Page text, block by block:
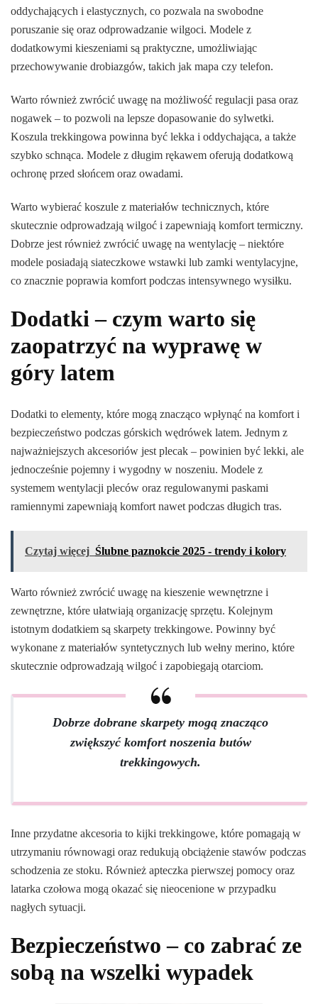
oddychających i elastycznych, co pozwala na swobodne
poruszanie się oraz odprowadzanie wilgoci. Modele z
dodatkowymi kieszeniami są praktyczne, umożliwiając
przechowywanie drobiazgów, takich jak mapa czy telefon.
Warto również zwrócić uwagę na możliwość regulacji pasa oraz
nogawek – to pozwoli na lepsze dopasowanie do sylwetki.
Koszula trekkingowa powinna być lekka i oddychająca, a także
szybko schnąca. Modele z długim rękawem oferują dodatkową
ochronę przed słońcem oraz owadami.
Warto wybierać koszule z materiałów technicznych, które
skutecznie odprowadzają wilgoć i zapewniają komfort termiczny.
Dobrze jest również zwrócić uwagę na wentylację – niektóre
modele posiadają siateczkowe wstawki lub zamki wentylacyjne,
co znacznie poprawia komfort podczas intensywnego wysiłku.
Dodatki – czym warto się
zaopatrzyć na wyprawę w
góry latem
Dodatki to elementy, które mogą znacząco wpłynąć na komfort i
bezpieczeństwo podczas górskich wędrówek latem. Jednym z
najważniejszych akcesoriów jest plecak – powinien być lekki, ale
jednocześnie pojemny i wygodny w noszeniu. Modele z
systemem wentylacji pleców oraz regulowanymi paskami
ramiennymi zapewniają komfort nawet podczas długich tras.
Czytaj więcej Ślubne paznokcie 2025 - trendy i kolory
Warto również zwrócić uwagę na kieszenie wewnętrzne i
zewnętrzne, które ułatwiają organizację sprzętu. Kolejnym
istotnym dodatkiem są skarpety trekkingowe. Powinny być
wykonane z materiałów syntetycznych lub wełny merino, które
skutecznie odprowadzają wilgoć i zapobiegają otarciom.
Dobrze dobrane skarpety mogą znacząco
zwiększyć komfort noszenia butów
trekkingowych.
Inne przydatne akcesoria to kijki trekkingowe, które pomagają w
utrzymaniu równowagi oraz redukują obciążenie stawów podczas
schodzenia ze stoku. Również apteczka pierwszej pomocy oraz
latarka czołowa mogą okazać się nieocenione w przypadku
nagłych sytuacji.
Bezpieczeństwo – co zabrać ze
sobą na wszelki wypadek